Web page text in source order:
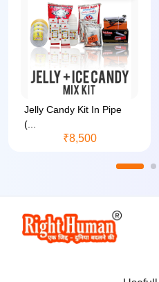
Jelly Candy Kit In Pipe
(...
₹8,500